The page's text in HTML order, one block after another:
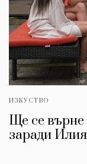
ИЗКУСТВО
Ще се върне
заради